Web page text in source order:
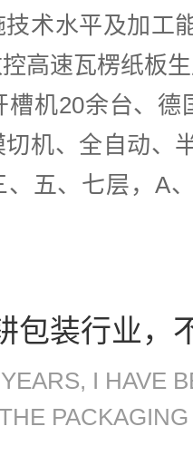
术水平及加工
高速瓦楞纸板
槽机20余台、
机、全自动、
五、七层，A
包装行业，
I HAVE